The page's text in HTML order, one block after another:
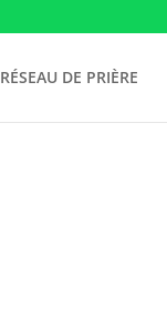
RÉSEAU DE PRIÈRE